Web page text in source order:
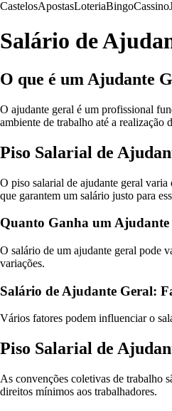
CastelosApostasLoteriaBingoCassino
Salário de
O que é um Ajudante
O ajudante geral é um profissional
ambiente de trabalho até a realização
Piso Salarial de
O piso salarial de ajudante geral varia
que garantem um salário justo para
Quanto Ganha um Ajudante
O salário de um ajudante geral pode
variações.
Salário de Ajudante Geral:
Vários fatores podem influenciar o
Piso Salarial de
As convenções coletivas de trabalho
direitos mínimos aos trabalhadores.